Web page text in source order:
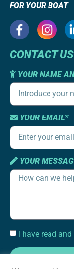
FOR YOUR BOAT
CONTACT US
YOUR NAME
YOUR EMAIL*
YOUR
I have read